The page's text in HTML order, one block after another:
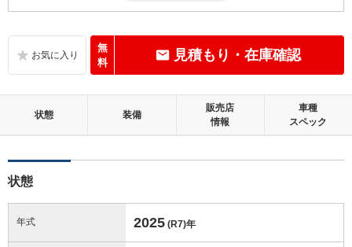
いたみ、汚れがほぼ無く、大変良好な状態です。
とんどない良好な状態です。
無
料
見積もり・在庫確認
状態 装備
販売店
情報
車種
スペック
状態
年式 2025 (R7)年